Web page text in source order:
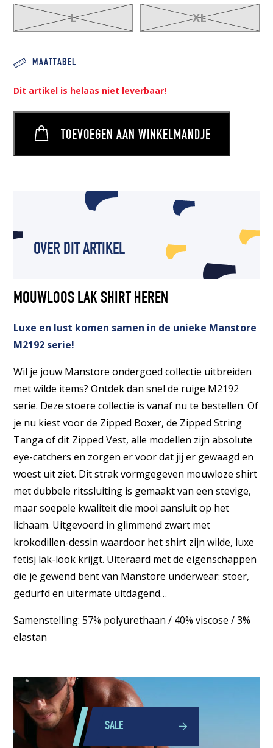
L XL
MAATTABEL
Dit artikel is helaas niet leverbaar!
TOEVOEGEN AAN WINKELMANDJE
OVER DIT ARTIKEL
MOUWLOOS LAK SHIRT HEREN
Luxe en lust komen samen in de unieke Manstore
M2192 serie!
Wil je jouw Manstore ondergoed collectie uitbreiden
met wilde items? Ontdek dan snel de ruige M2192
serie. Deze stoere collectie is vanaf nu te bestellen. Of
je nu kiest voor de Zipped Boxer, de Zipped String
Tanga of dit Zipped Vest, alle modellen zijn absolute
eye-catchers en zorgen er voor dat jij er gewaagd en
woest uit ziet. Dit strak vormgegeven mouwloze shirt
met dubbele ritssluiting is gemaakt van een stevige,
maar soepele kwaliteit die mooi aansluit op het
lichaam. Uitgevoerd in glimmend zwart met
krokodillen-dessin waardoor het shirt zijn wilde, luxe
fetisj lak-look krijgt. Uiteraard met de eigenschappen
die je gewend bent van Manstore underwear: stoer,
gedurfd en uitermate uitdagend…
Samenstelling: 57% polyurethaan / 40% viscose / 3%
elastan
SALE